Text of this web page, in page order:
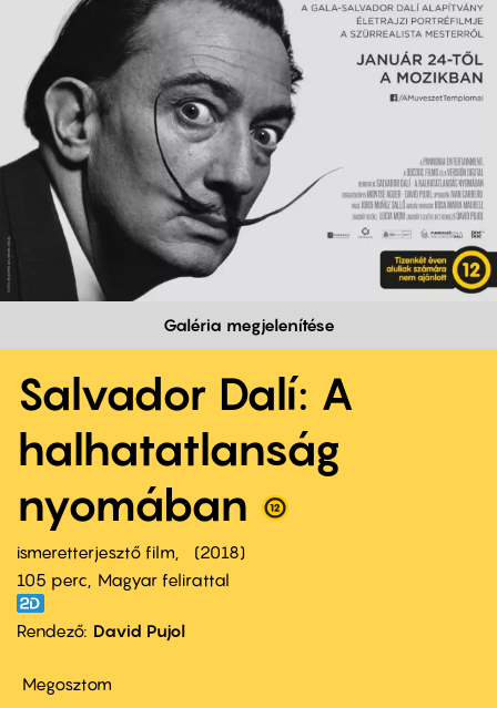
Galéria megjelenítése
Salvador Dalí: A
halhatatlanság
nyomában
ismeretterjesztő film
2018
105 perc,
Magyar felirattal
Rendező David Pujol
Megosztom